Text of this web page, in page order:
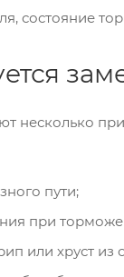
состояние
несколько
пути;
при
или хруст из